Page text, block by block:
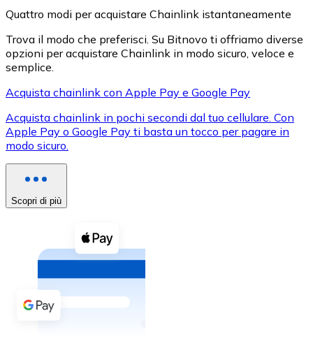
XRP
XRP
Vedi tutto
Buoni cripto
Acquista criptovalute in contanti e altri mezzi di
Acquista con contanti
Bonifico SEPA
Quattro modi per acquistare Chainlink istantaneamente
Trova il modo che preferisci. Su Bitnovo ti offriamo diverse
opzioni per acquistare Chainlink in modo sicuro, veloce e
semplice.
Acquista chainlink con Apple Pay e Google Pay
Acquista chainlink in pochi secondi dal tuo cellulare. Con
Apple Pay o Google Pay ti basta un tocco per pagare in
modo sicuro.
Scopri di più